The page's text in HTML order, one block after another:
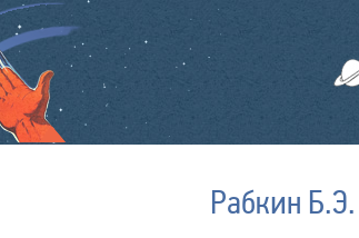
Рабкин Б.Э.